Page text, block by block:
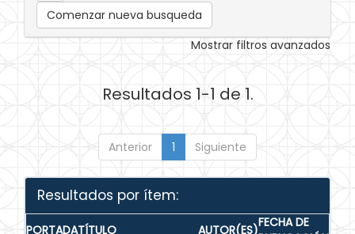
Comenzar nueva busqueda
Mostrar filtros avanzados
Resultados 1-1 de 1.
Anterior 1 Siguiente
Resultados por ítem:
PORTADATÍTULO AUTOR(ES)FECHA DE